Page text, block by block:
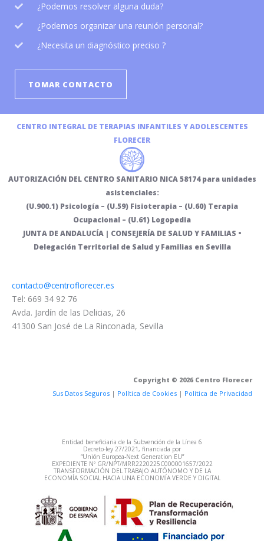
¿Podemos resolver alguna duda?
¿Podemos organizar una reunión personal?
¿Necesita un diagnóstico preciso ?
TOMAR CONTACTO
CENTRO INTEGRAL DE TERAPIAS INFANTILES Y ADOLESCENTES
FLORECER
AUTORIZACIÓN DEL CENTRO SANITARIO NICA 58174 para unidades
asistenciales:
(U.900.1) Psicología – (U.59) Fisioterapia – (U.60) Terapia
Ocupacional – (U.61) Logopedia
JUNTA DE ANDALUCÍA | CONSEJERÍA DE SALUD Y FAMILIAS •
Delegación Territorial de Salud y Familias en Sevilla
contacto@centroflorecer.es
Tel: 669 34 92 76
Avda. Jardín de las Delicias, 26
41300 San José de La Rinconada, Sevilla
Copyright © 2026 Centro Florecer
Sus Datos Seguros | Política de Cookies | Política de Privacidad
Entidad beneficiaria de la Subvención de la Línea 6
Decreto‐ley 27/2021, financiada por
“Unión Europea‐Next Generation EU”
EXPEDIENTE Nº GR/NPT/MRR2220225C000001657/2022
TRANSFORMACIÓN DEL TRABAJO AUTÓNOMO Y DE LA
ECONOMÍA SOCIAL HACIA UNA ECONOMÍA VERDE Y DIGITAL